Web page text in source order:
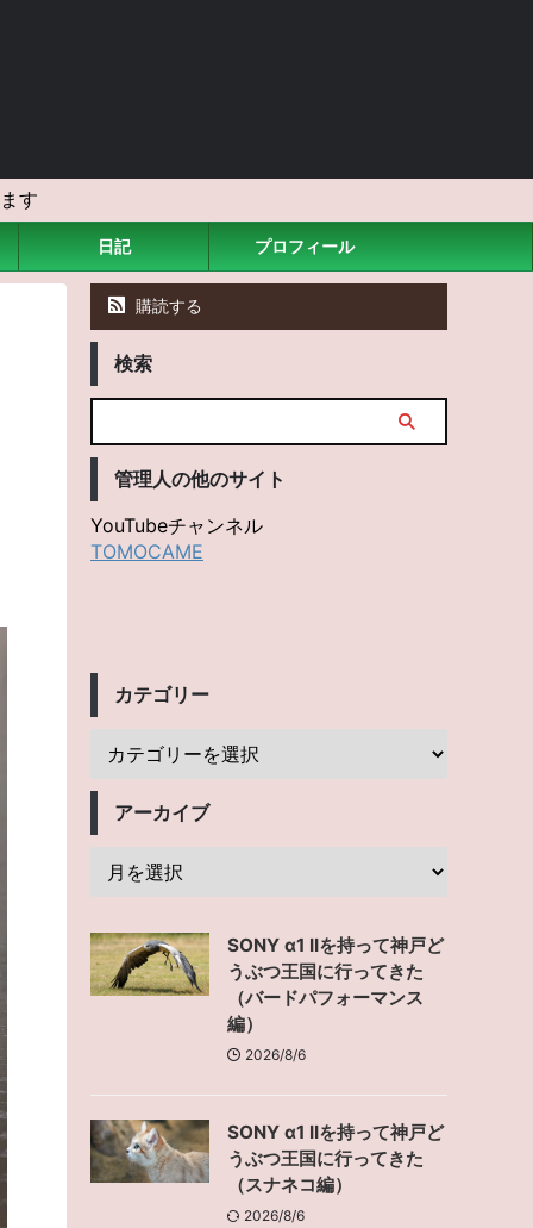
す
日記 プロフィール
購読する
検索
管理人の他のサイト
YouTubeチャンネル
TOMOCAME
カテゴリー
アーカイブ
SONY α1 IIを持って神戸ど
うぶつ王国に行ってきた
（バードパフォーマンス
編）
2026/8/6
SONY α1 IIを持って神戸ど
うぶつ王国に行ってきた
（スナネコ編）
2026/8/6